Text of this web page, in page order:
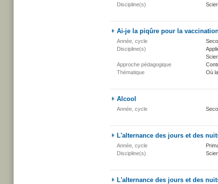
Discipline(s)
Ai-je la piqûre pour la
Année, cycle
Discipline(s)
Approche pédagogique
Thématique
Où
Alcool
Année, cycle
L'alternance des jours et des
Année, cycle
Discipline(s)
L'alternance des jours et des